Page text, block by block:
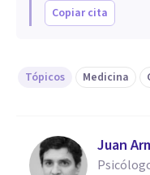
Copiar cita
Tópicos Medicina
Juan